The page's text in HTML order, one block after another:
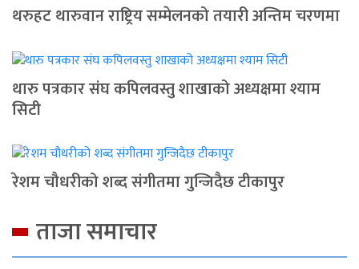
थरुहट थारुवान राष्ट्रिय सम्मेलनको तयारी अन्तिम चरणमा
थारु पत्रकार संघ कपिलवस्तु शाखाको अध्यक्षमा श्याम
सिटी
रेशम चौधरीको शब्द संगीतमा गुन्जिदैछ टीकापुर
ताजा समाचार